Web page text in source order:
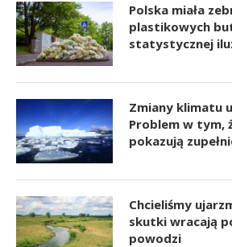
Polska miała
plastikowych
statystycznej
Zmiany klimatu
Problem w tym,
pokazują
Chcieliśmy
skutki wracają
powodzi